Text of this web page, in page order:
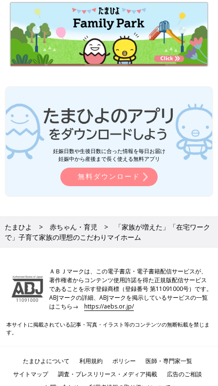
集があります。
妊娠日数や生後日数に合った情報を毎日お届け
妊娠中から産後まで長く使える無料アプリ
無料ダウンロード
たまひよ 赤ちゃん・育児
「家族が増えた」「在宅ワーク
で」子育て家族の理想のこだわりマイホーム
ＡＢＪマークは、この電子書店・電子書籍配信サービスが、
著作権者からコンテンツ使用許諾を得た正規版配信サービス
であることを示す登録商標（登録番号 第11091000号）です。
ABJマークの詳細、ABJマークを掲示しているサービスの一覧
はこちら→https://aebs.or.jp/
本サイトに掲載されている記事・写真・イラスト等のコンテンツの無断転載を禁じま
す。
たまひよについて 利用規約 ポリシー
医師・専門家一覧
サイトマップ
調査・プレスリリース・メディア掲載
広告のご相談